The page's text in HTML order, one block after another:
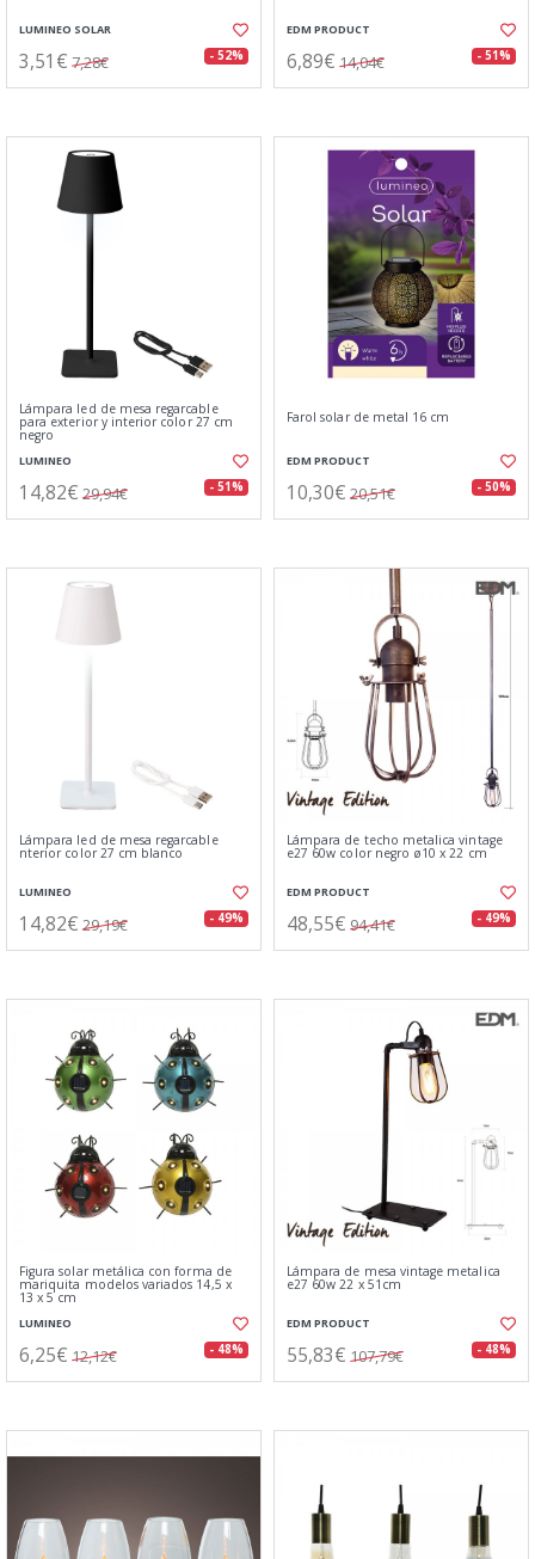
LUMINEO SOLAR
3,51€ 7,28€ - 52%
EDM PRODUCT
6,89€ 14,04€ - 51%
Lámpara led de mesa regarcable
para exterior y interior color 27 cm
negro
LUMINEO
14,82€ 29,94€ - 51%
Farol solar de metal 16 cm
EDM PRODUCT
10,30€ 20,51€ - 50%
Lámpara led de mesa regarcable
nterior color 27 cm blanco
LUMINEO
14,82€ 29,19€ - 49%
Lámpara de techo metalica vintage
e27 60w color negro ø10 x 22 cm
EDM PRODUCT
48,55€ 94,41€ - 49%
Figura solar metálica con forma de
mariquita modelos variados 14,5 x
13 x 5 cm
LUMINEO
6,25€ 12,12€ - 48%
Lámpara de mesa vintage metalica
e27 60w 22 x 51cm
EDM PRODUCT
55,83€ 107,79€ - 48%